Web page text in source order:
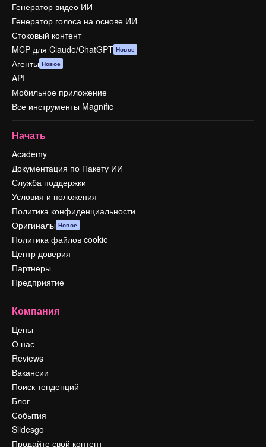
Генератор видео ИИ
Генератор голоса на основе ИИ
Стоковый контент
MCP для Claude/ChatGPT Новое
Агенты Новое
API
Мобильное приложение
Все инструменты Magnific
Начать
Academy
Документация по Пакету ИИ
Служба поддержки
Условия и положения
Политика конфиденциальности
Оригиналы Новое
Политика файлов cookie
Центр доверия
Партнеры
Предприятие
Компания
Цены
О нас
Reviews
Вакансии
Поиск тенденций
Блог
События
Slidesgo
Продайте свой контент